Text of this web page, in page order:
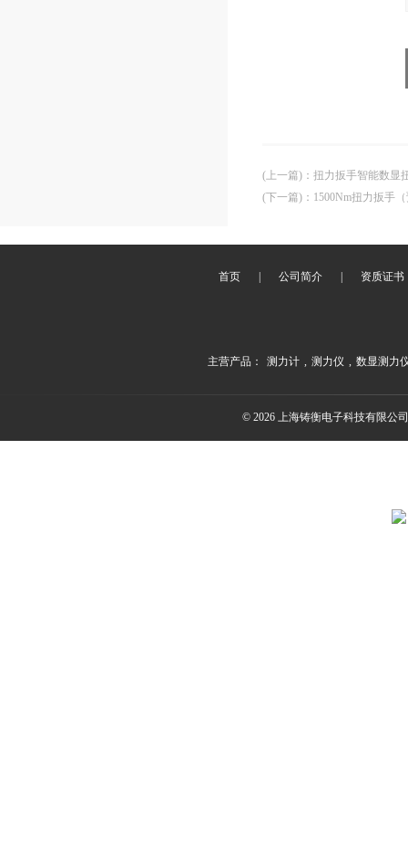
(上一篇) ： 扭力扳手智能数显
(下一篇) ： 1500Nm扭力扳手
首页 公司简介 资质证书
主营产品： 测力计 , 测力仪 , 数显测力
© 2026 上海铸衡电子科技有限公